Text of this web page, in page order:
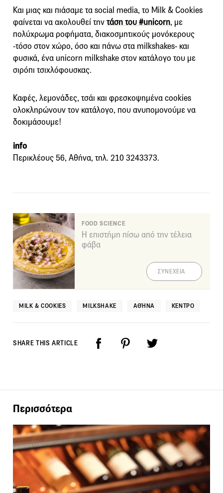
Και μιας και πιάσαμε τα social media, το Milk & Cookies
φαίνεται να ακολουθεί τηντάση του #unicorn, με
πολύχρωμα ροφήματα, διακοσμητικούς μονόκερους
-τόσο στον χώρο, όσο και πάνω στα milkshakes- και
φυσικά, ένα unicorn milkshake στον κατάλογο του με
σιρόπι τσιχλόφουσκας.
Καφές, λεμονάδες, τσάι και φρεσκοψημένα cookies
ολοκληρώνουν τον κατάλογο, που ανυπομονούμε να
δοκιμάσουμε!
info
Περικλέους 56, Αθήνα, τηλ. 210 3243373.
FOOD SCIENCE
Η επιστήμη πίσω από την τέλεια
φάβα
ΣΥΝΕΧΕΙΑ
MILK & COOKIES MILKSHAKE ΑΘΉΝΑ ΚΈΝΤΡΟ
SHARE THIS ARTICLE
Περισσότερα